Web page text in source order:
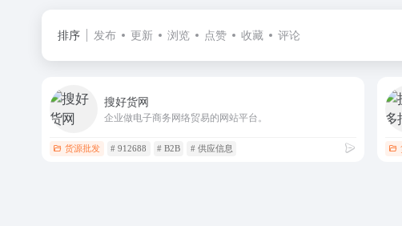
排序 发布 更新 浏览 点赞 收藏 评论
搜好货网
企业做电子商务网络贸易的网站平台。
货源批发 # 912688 # B2B # 供应信息